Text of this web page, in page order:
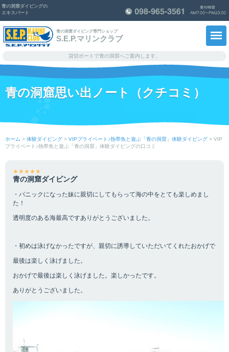
青の洞窟ダイビングの
エキスパート
青の洞窟ダイビング専門ショップ
S.E.P.マリンクラブ
貸切ボートで青の洞窟へご案内します。
ショップ紹介
スタッフ紹介
青の洞窟思い出ノート
知っ得！情報
よくあるご質問
青の洞窟思い出ノート（クチコミ）
ホーム > 体験ダイビング > VIPプライベート♪熱帯魚と遊ぶ「青の洞窟」体験ダイビング > VIP
プライベート♪熱帯魚と遊ぶ「青の洞窟」体験ダイビングの口コミ
★★★★★
青の洞窟ダイビング
・パニックになった妹に親切にしてもらって海の中をとても楽しめまし
た！
透明度のある海最高ですありがとうございました。
・初めは泳げなかったですが、親切に誘導していただいてくれたおかげで
最後は楽しく泳げました。
おかげで最後は楽しく泳げました。楽しかったです。
ありがとうございました。